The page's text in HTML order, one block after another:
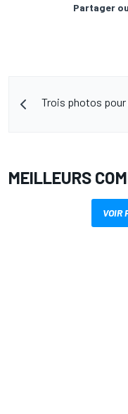
Partager
Trois photos pour
MEILLEURS
VOIR